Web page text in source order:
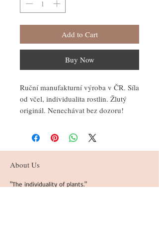
Add to Cart
Buy Now
Ruční manufakturní výroba v ČR. Síla
od včel, individualita rostlin. Žlutý
originál. Nenechávat bez dozoru!
About Us
"The individuality of plants."